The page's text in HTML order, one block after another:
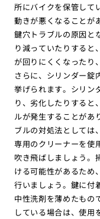
所にバイクを保管して
動きが悪くなることが
鍵穴トラブルの原因と
り減っていたりすると
が回りにくくなったり
さらに、シリンダー錠
挙げられます。シリン
り、劣化したりすると
ルが発生することがあ
ブルの対処法としては
専用のクリーナーを使
吹き飛ばしましょう。
ける可能性があるため
行いましょう。鍵に付
中性洗剤を薄めたもの
している場合は、使用